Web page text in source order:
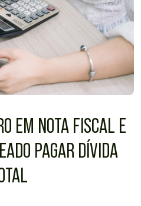
EM NOTA FISCAL E
PAGAR DÍVIDA